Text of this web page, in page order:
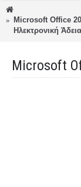
Microsoft Office
Ηλεκτρονική Άδεια